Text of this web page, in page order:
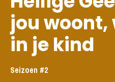
jou woont,
in je kind
Seizoen #2